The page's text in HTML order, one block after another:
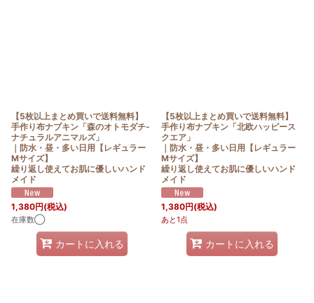
【5枚以上まとめ買いで送料無料】
手作り布ナプキン「森のオトモダチ-
ナチュラルアニマルズ」
｜防水・昼・多い日用【レギュラー
Mサイズ】
繰り返し使えてお肌に優しいハンド
メイド
1,380円(税込)
在庫数◯
カートに入れる
【5枚以上まとめ買いで送料無料】
手作り布ナプキン「北欧ハッピース
クエア」
｜防水・昼・多い日用【レギュラー
Mサイズ】
繰り返し使えてお肌に優しいハンド
メイド
1,380円(税込)
あと1点
カートに入れる